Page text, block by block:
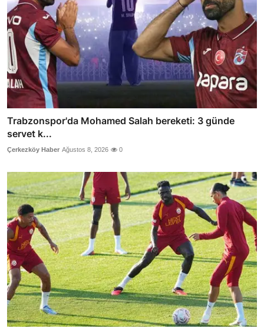
Trabzonspor'da Mohamed Salah bereketi: 3 günde
servet k...
Çerkezköy Haber Ağustos 8, 2026 0